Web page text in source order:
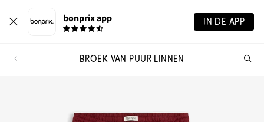
bonprix app IN DE APP
BROEK VAN PUUR LINNEN